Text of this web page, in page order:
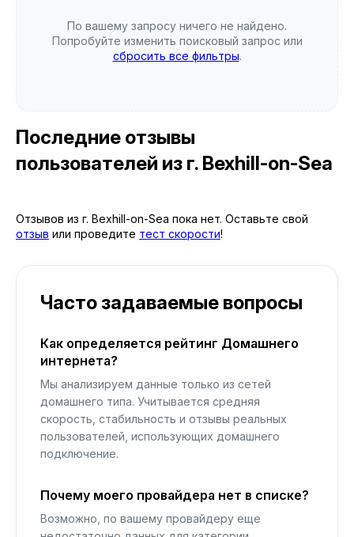
По вашему запросу ничего не найдено.
Попробуйте изменить поисковый запрос или
сбросить все фильтры.
Последние отзывы
пользователей из г. Bexhill-on-Sea
Отзывов из г. Bexhill-on-Sea пока нет. Оставьте свой
отзыв или проведите тест скорости!
Часто задаваемые вопросы
Как определяется рейтинг Домашнего
интернета?
Мы анализируем данные только из сетей
домашнего типа. Учитывается средняя
скорость, стабильность и отзывы реальных
пользователей, использующих домашнего
подключение.
Почему моего провайдера нет в списке?
Возможно, по вашему провайдеру еще